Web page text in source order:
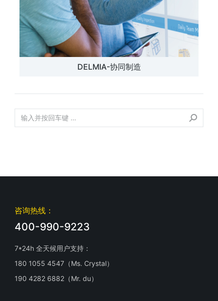
DELMIA-协同制造
咨询热线：
400-990-9223
7*24h 全天候用户支持：
180 1055 4547（Ms. Crystal）
190 4282 6882（Mr. du）